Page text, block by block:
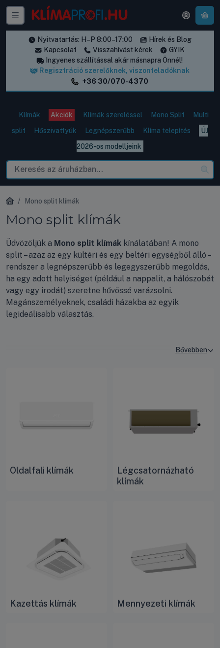
Nyitvatartás: H–P 8:00–17:00
Hírek és Blog
Kapcsolat
Visszahívást kérek
GYIK
Ingyenes szállítással akár másnapra Önnél!
Regisztráció szerelőknek, viszonteladóknak
+36 30/070-4370
Klímák Akciók Klímák szereléssel Mono Split
Multi
split
Hőszivattyúk Legnépszerűbb Klíma telepítés
ÚJ
2026-os modelljeink
Mono split klímák
Mono split klímák
Üdvözöljük a Mono split klímák kínálatában! A mono
split – azaz az egy kültéri és egy beltéri egységből álló –
rendszer a legnépszerűbb és legegyszerűbb megoldás,
ha egy adott helyiséget (például a nappalit, a hálószobát
vagy egy irodát) szeretne hűvössé varázsolni.
Magánszemélyeknek, családi házakba az egyik
legideálisabb választás.
Oldalfali klímák
Légcsatornázható
klímák
Kazettás klímák Mennyezeti klímák